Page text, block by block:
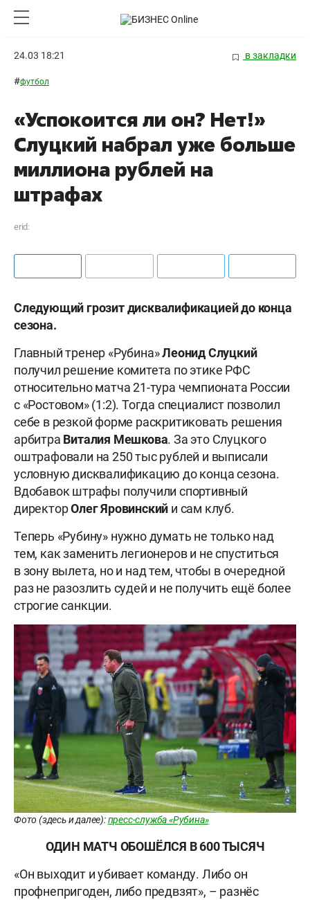
24.03 18:21 в закладки
#футбол
«Успокоится ли он? Нет!»
Слуцкий набрал уже больше
миллиона рублей на
штрафах
erid:
Следующий грозит дисквалификацией до конца
сезона.
Главный тренер «Рубина»ЛеонидСлуцкий
получил решение комитета по этике РФС
относительно матча 21-тура чемпионата России
с «Ростовом» (1:2). Тогда специалист позволил
себе в резкой форме раскритиковать решения
арбитра Виталия Мешкова. За это Слуцкого
оштрафовали на 250 тыс рублей и выписали
условную дисквалификацию до конца сезона.
Вдобавок штрафы получили спортивный
директорОлегЯровинский и сам клуб.
Теперь «Рубину» нужно думать не только над
тем, как заменить легионеров и не спуститься
в зону вылета, но и над тем, чтобы в очередной
раз не разозлить судей и не получить ещё более
строгие санкции.
Фото (здесь и далее):пресс-служба «Рубина»
ОДИН МАТЧ ОБОШЁЛСЯ В 600 ТЫСЯЧ
«Он выходит и убивает команду. Либо он
профнепригоден, либо предвзят», – разнёс